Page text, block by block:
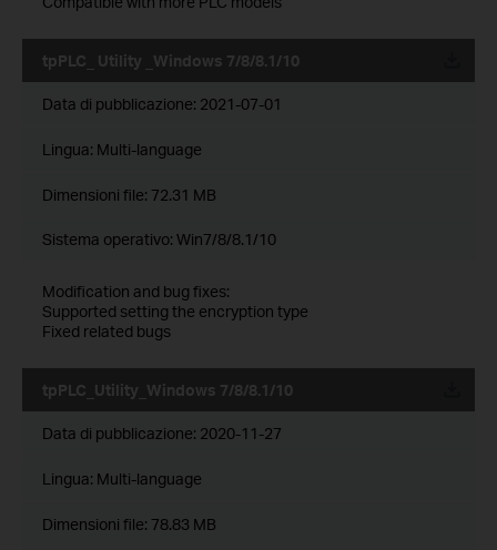
tpPLC_ Utility _Windows 7/8/8.1/10
Data di pubblicazione: 2021-07-01
Lingua: Multi-language
Dimensioni file: 72.31 MB
Sistema operativo: Win7/8/8.1/10
Modification and bug fixes:
Supported setting the encryption type
Fixed related bugs
tpPLC_Utility_Windows 7/8/8.1/10
Data di pubblicazione: 2020-11-27
Lingua: Multi-language
Dimensioni file: 78.83 MB